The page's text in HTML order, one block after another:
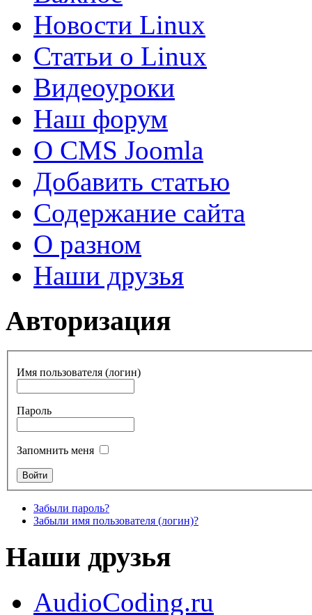
Новости Linux
Статьи о Linux
Видеоуроки
Наш форум
О CMS Joomla
Добавить статью
Содержание сайта
О разном
Наши друзья
Авторизация
Имя пользователя (логин)
Пароль
Запомнить меня
Забыли пароль?
Забыли имя пользователя (логин)?
Наши друзья
AudioCoding.ru